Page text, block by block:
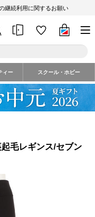
継続利用に関するお願い
ィー スクール・ホビー
毛レギンス/セブン